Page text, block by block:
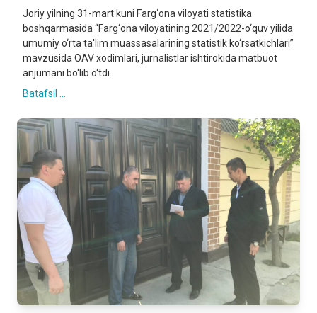
Joriy yilning 31-mart kuni Farg‘ona viloyati statistika
boshqarmasida “Farg‘ona viloyatining 2021/2022-o‘quv yilida
umumiy o‘rta ta'lim muassasalarining statistik ko‘rsatkichlari”
mavzusida OAV xodimlari, jurnalistlar ishtirokida matbuot
anjumani bo‘lib o‘tdi.
Batafsil ...